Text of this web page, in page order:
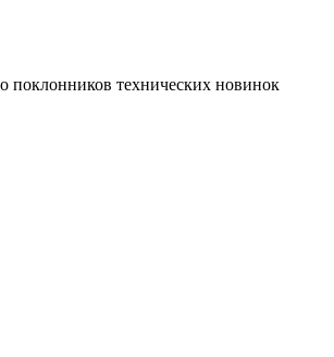
поклонников технических новинок